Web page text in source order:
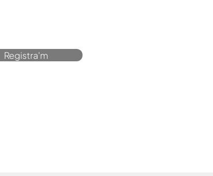
Registra'm